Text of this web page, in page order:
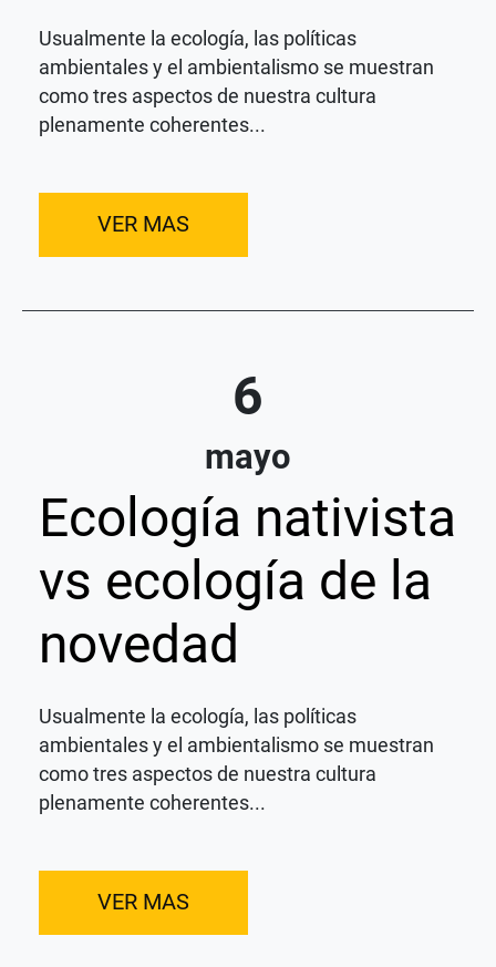
Usualmente la ecología, las políticas
ambientales y el ambientalismo se muestran
como tres aspectos de nuestra cultura
plenamente coherentes...
VER MAS
6
mayo
Ecología nativista
vs ecología de la
novedad
Usualmente la ecología, las políticas
ambientales y el ambientalismo se muestran
como tres aspectos de nuestra cultura
plenamente coherentes...
VER MAS